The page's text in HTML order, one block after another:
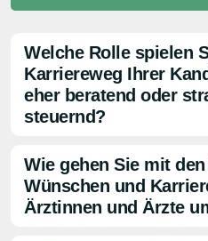
Welche Rolle spielen
Karriereweg Ihrer
eher beratend oder
steuernd?
Wie gehen Sie mit
Wünschen und
Ärztinnen und Ärzte